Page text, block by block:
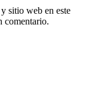
sitio web en este
comentario.